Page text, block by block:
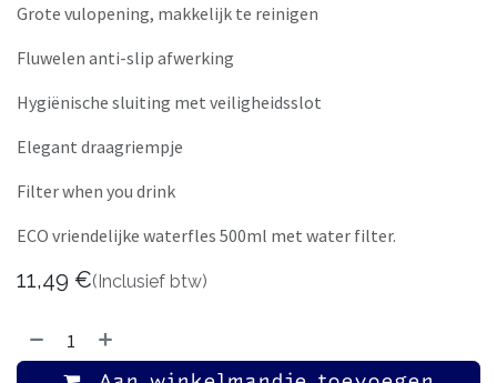
Grote vulopening, makkelijk te reinigen
Fluwelen anti-slip afwerking
Hygiënische sluiting met veiligheidsslot
Elegant draagriempje
Filter when you drink
ECO vriendelijke waterfles 500ml met water filter.
11,49 €(Inclusief btw)